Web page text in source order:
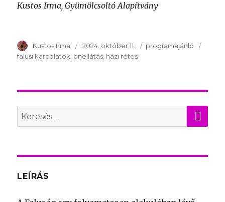
Kustos Irma, Gyümölcsoltó Alapítvány
Szerző
Kustos Irma Publikálva
2024. október 11. Témakör
programajánló
falusi karcolatok önellátás házi rétes
Search
for:
LEÍRÁS